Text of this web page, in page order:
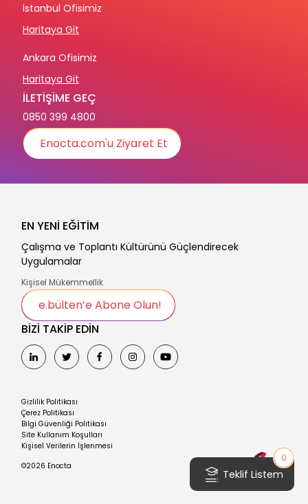
İstanbul Ofisimiz
Haritaya Git
Ankara Ofisimiz
Haritaya Git
İLETİŞİME GEÇ
0850 399 4800
Enocta.com'u Ziyaret Et
BİZİ TAKİP EDİN
Gizlilik Politikası
Çerez Politikası
Bilgi Güvenliği Politikası
Site Kullanım Koşulları
Kişisel Verilerin İşlenmesi
EN YENİ EĞİTİM
Çalışma ve Toplantı Kültürünü Güçlendirecek
Uygulamalar
Kişisel Mükemmellik
e.bülten’e Abone Olun!
©2026 Enocta
Teklif Listem
0